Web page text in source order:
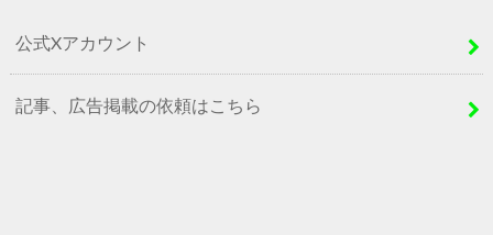
公式Xアカウント
記事、広告掲載の依頼はこちら